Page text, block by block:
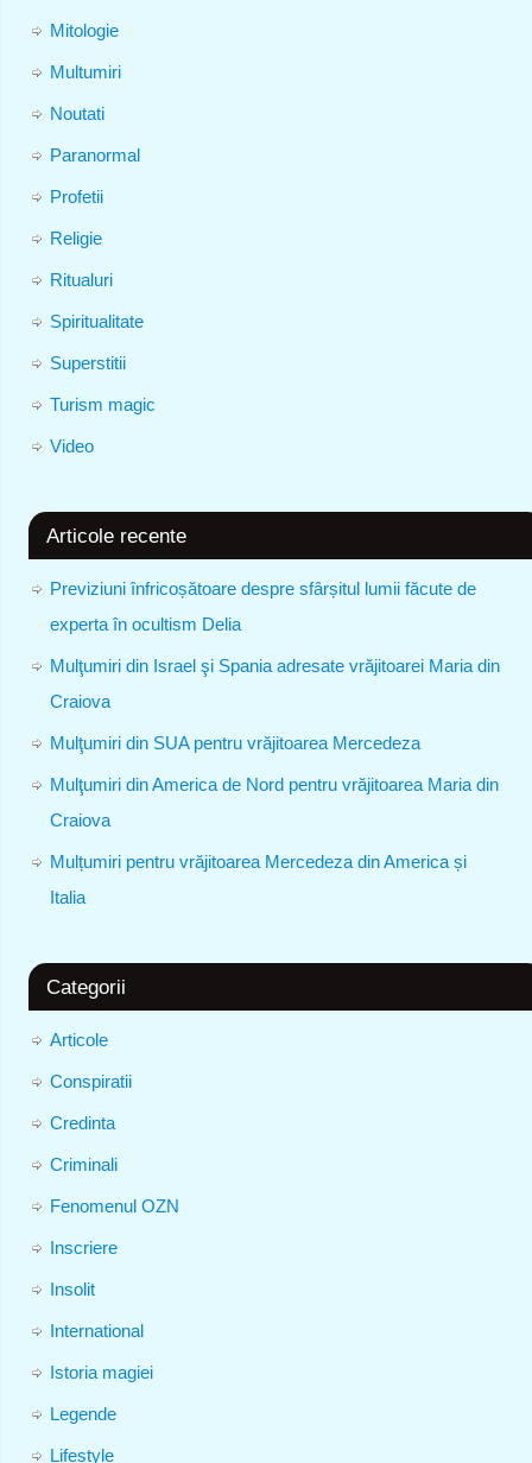
Mitologie
Multumiri
Noutati
Paranormal
Profetii
Religie
Ritualuri
Spiritualitate
Superstitii
Turism magic
Video
Articole recente
Previziuni înfricoșătoare despre sfârșitul lumii făcute de
experta în ocultism Delia
Mulţumiri din Israel şi Spania adresate vrăjitoarei Maria din
Craiova
Mulţumiri din SUA pentru vrăjitoarea Mercedeza
Mulţumiri din America de Nord pentru vrăjitoarea Maria din
Craiova
Mulțumiri pentru vrăjitoarea Mercedeza din America și
Italia
Categorii
Articole
Conspiratii
Credinta
Criminali
Fenomenul OZN
Inscriere
Insolit
International
Istoria magiei
Legende
Lifestyle